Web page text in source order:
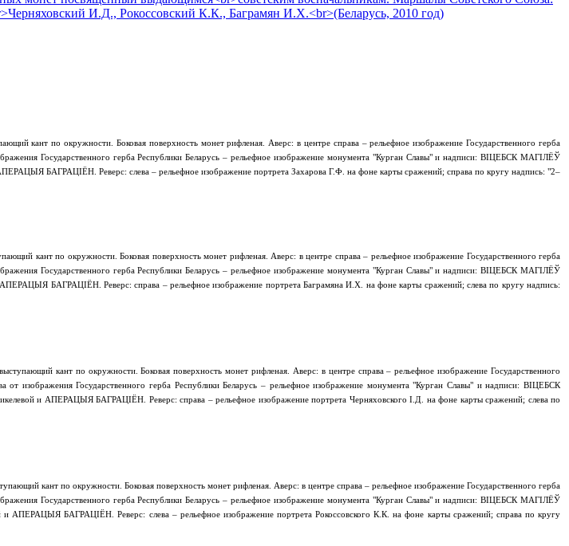
кант по окружности. Боковая поверхность монет рифленая. Аверс: в центре справа – рельефное изображение Государственного герба
Государственного герба Республики Беларусь – рельефное изображение монумента "Курган Славы" и надписи: ВІЦЕБСК МАГІЛЁЎ
БАГРАЦІЁН. Реверс: слева – рельефное изображение портрета Захарова Г.Ф. на фоне карты сражений; справа по кругу надпись: "2–
кант по окружности. Боковая поверхность монет рифленая. Аверс: в центре справа – рельефное изображение Государственного герба
Государственного герба Республики Беларусь – рельефное изображение монумента "Курган Славы" и надписи: ВІЦЕБСК МАГІЛЁЎ
БАГРАЦІЁН. Реверс: справа – рельефное изображение портрета Баграмяна И.Х. на фоне карты сражений; слева по кругу надпись:
кант по окружности. Боковая поверхность монет рифленая. Аверс: в центре справа – рельефное изображение Государственного
Государственного герба Республики Беларусь – рельефное изображение монумента "Курган Славы" и надписи: ВІЦЕБСК
и АПЕРАЦЫЯ БАГРАЦІЁН. Реверс: справа – рельефное изображение портрета Черняховского І.Д. на фоне карты сражений; слева по
кант по окружности. Боковая поверхность монет рифленая. Аверс: в центре справа – рельефное изображение Государственного герба
Государственного герба Республики Беларусь – рельефное изображение монумента "Курган Славы" и надписи: ВІЦЕБСК МАГІЛЁЎ
БАГРАЦІЁН. Реверс: слева – рельефное изображение портрета Рокоссовского К.К. на фоне карты сражений; справа по кругу